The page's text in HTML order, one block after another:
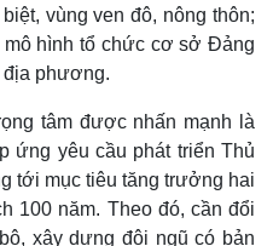
Thị trường
Giá vàng
Tiêu dùng
vùng ven đô, nông thôn;
hình tổ chức cơ sở Đảng
địa phương.
tâm được nhấn mạnh là
ứng yêu cầu phát triển Thủ
tới mục tiêu tăng trưởng hai
100 năm. Theo đó, cần đổi
xây dựng đội ngũ có bản